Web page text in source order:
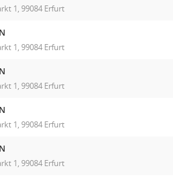
1, 99084 Erfurt
1, 99084 Erfurt
1, 99084 Erfurt
1, 99084 Erfurt
1, 99084 Erfurt